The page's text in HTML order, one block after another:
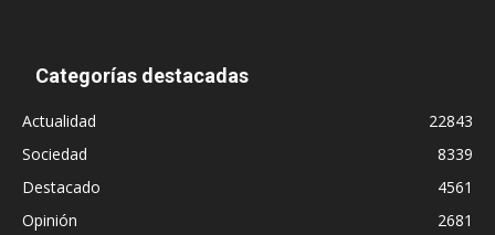
Categorías destacadas
Actualidad
22843
Sociedad
8339
Destacado
4561
Opinión
2681